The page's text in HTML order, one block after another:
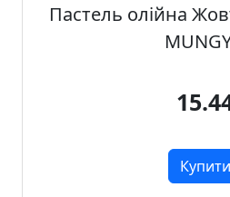
Пастель олійна
Купити